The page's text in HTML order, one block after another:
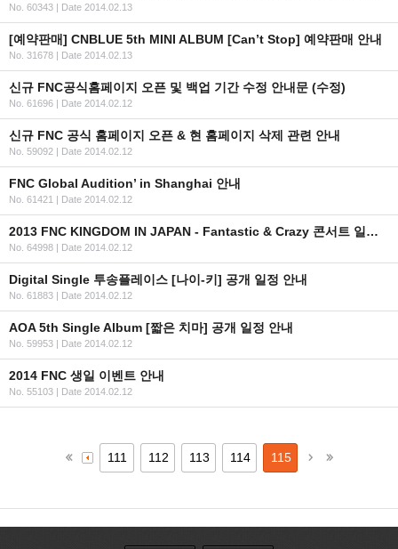
No. 60343 | Date 2014.02.13
[예약판매] CNBLUE 5th MINI ALBUM [Can’t Stop] 예약판매 안내
No. 31678 | Date 2014.02.13
신규 FNC공식홈페이지 오픈 및 백업 기간 수정 안내문 (수정)
No. 61696 | Date 2014.02.12
신규 FNC 공식 홈페이지 오픈 & 현 홈페이지 삭제 관련 안내
No. 59092 | Date 2014.02.12
FNC Global Audition’ in Shanghai 안내
No. 61421 | Date 2014.02.12
2013 FNC KINGDOM IN JAPAN - Fantastic & Crazy 콘서트 일정, 수정 안내
No. 64998 | Date 2014.02.12
Digital Single 투송플레이스 [나이-키] 공개 일정 안내
No. 61883 | Date 2014.02.12
AOA 5th Single Album [짧은 치마] 공개 일정 안내
No. 59953 | Date 2014.02.12
2014 FNC 생일 이벤트 안내
No. 55103 | Date 2014.02.12
111 112 113 114 115